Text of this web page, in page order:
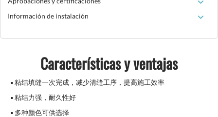
Información de instalación
Características y ventajas
▪ 粘结填缝一次完成，减少清缝工序，提高施工效率
▪ 粘结力强，耐久性好
▪ 多种颜色可供选择